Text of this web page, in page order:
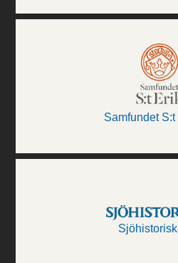
Samfundet S:t